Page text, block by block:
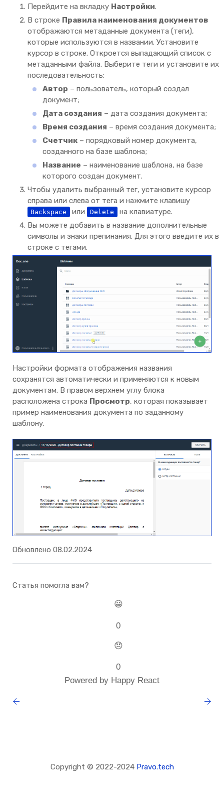
Перейдите на вкладку Настройки.
В строке Правила наименования документов
отображаются метаданные документа (теги),
которые используются в названии. Установите
курсор в строке. Откроется выпадающий список с
метаданными файла. Выберите теги и установите их
последовательность:
Автор – пользователь, который создал
документ;
Дата создания – дата создания документа;
Время создания – время создания документа;
Счетчик – порядковый номер документа,
созданного на базе шаблона;
Название – наименование шаблона, на базе
которого создан документ.
Чтобы удалить выбранный тег, установите курсор
справа или слева от тега и нажмите клавишу
Backspace или Delete
на клавиатуре.
Вы можете добавить в название дополнительные
символы и знаки препинания. Для этого введите их в
строке с тегами.
Настройки формата отображения названия
сохранятся автоматически и применяются к новым
документам. В правом верхнем углу блока
расположена строка Просмотр, которая показывает
пример наименования документа по заданному
шаблону.
Обновлено 08.02.2024
Статья помогла вам?
😀
0
😞
0
Powered by Happy React
Copyright © 2022-2024 Pravo.tech